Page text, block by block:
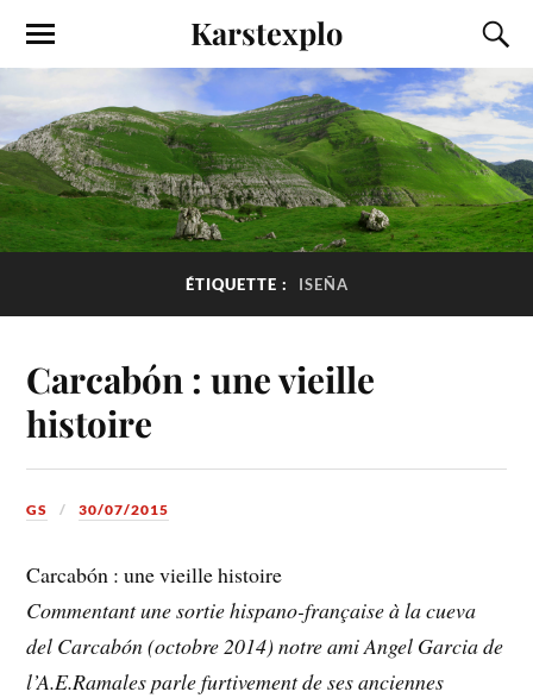
Karstexplo
ÉTIQUETTE : ISEÑA
Carcabón : une vieille
histoire
GS 30/07/2015
Carcabón : une vieille histoire
Commentant une sortie hispano-française à la cueva
del Carcabón (octobre 2014) notre ami Angel Garcia de
l’A.E.Ramales parle furtivement de ses anciennes